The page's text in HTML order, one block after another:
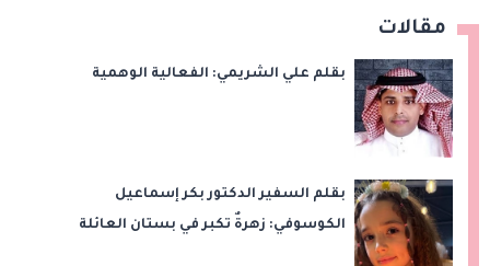
مقالات
بقلم علي الشريمي: الفعالية الوهمية
بقلم السفير الدكتور بكر إسماعيل
الكوسوفي: زهرةٌ تكبر في بستان العائلة